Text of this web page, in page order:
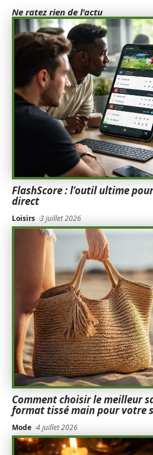
Ne ratez rien de l'actu
FlashScore : l’outil ultime
direct
Loisirs 3 juillet 2026
Comment choisir le meilleur
format tissé main pour votre
Mode 4 juillet 2026